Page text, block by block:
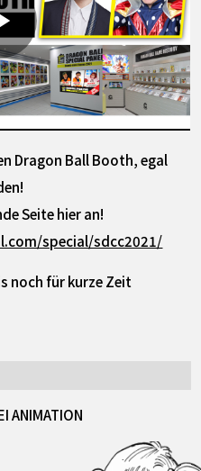
Dragon Ball Booth, egal
Seite hier an!
special/sdcc2021/
noch für kurze Zeit
ANIMATION